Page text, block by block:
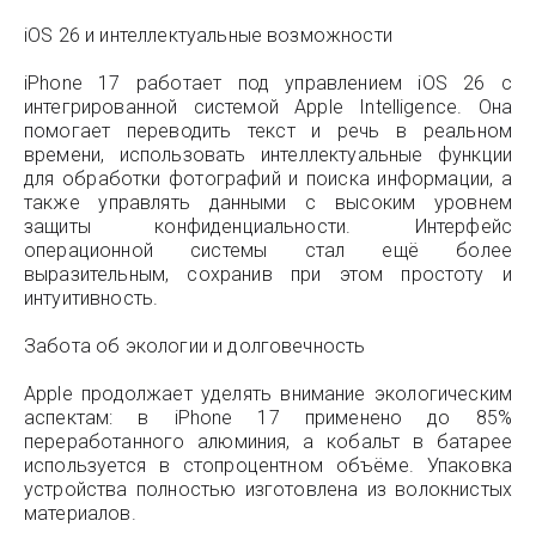
iOS 26 и интеллектуальные возможности
iPhone 17 работает под управлением iOS 26 с
интегрированной системой Apple Intelligence. Она
помогает переводить текст и речь в реальном
времени, использовать интеллектуальные функции
для обработки фотографий и поиска информации, а
также управлять данными с высоким уровнем
защиты конфиденциальности. Интерфейс
операционной системы стал ещё более
выразительным, сохранив при этом простоту и
интуитивность.
Забота об экологии и долговечность
Apple продолжает уделять внимание экологическим
аспектам: в iPhone 17 применено до 85%
переработанного алюминия, а кобальт в батарее
используется в стопроцентном объёме. Упаковка
устройства полностью изготовлена из волокнистых
материалов.